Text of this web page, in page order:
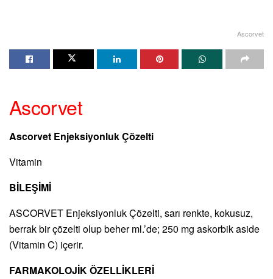
Ascorvet
Ascorvet
Ascorvet Enjeksiyonluk Çözelti
Vitamin
BİLEŞİMİ
ASCORVET Enjeksiyonluk Çözelti, sarı renkte, kokusuz,
berrak bir çözelti olup beher ml.’de; 250 mg askorbik aside
(Vitamin C) içerir.
FARMAKOLOJİK ÖZELLİKLERİ